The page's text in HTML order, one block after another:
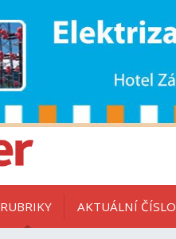
RUBRIKY AKTUÁLNÍ ČÍSLO